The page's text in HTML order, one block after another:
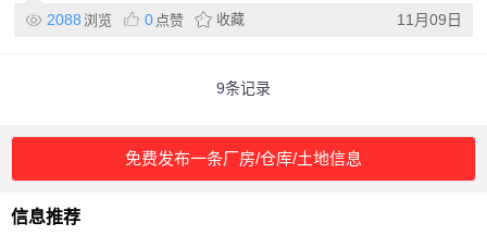
2088 浏览 0 点赞 收藏 11月09日
9条记录
免费发布一条厂房/仓库/土地信息
信息推荐